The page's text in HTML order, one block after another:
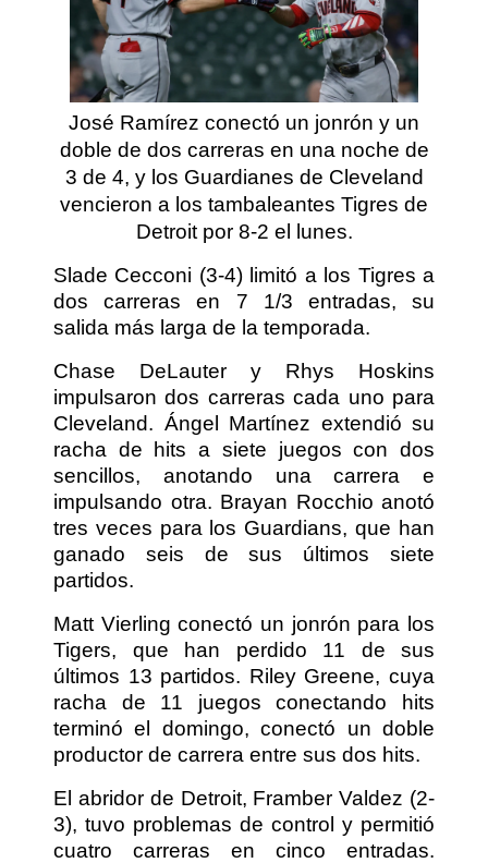
José Ramírez conectó un jonrón y un
doble de dos carreras en una noche de
3 de 4, y los Guardianes de Cleveland
vencieron a los tambaleantes Tigres de
Detroit por 8-2 el lunes.
Slade Cecconi (3-4) limitó a los Tigres a
dos carreras en 7 1/3 entradas, su
salida más larga de la temporada.
Chase DeLauter y Rhys Hoskins
impulsaron dos carreras cada uno para
Cleveland. Ángel Martínez extendió su
racha de hits a siete juegos con dos
sencillos, anotando una carrera e
impulsando otra. Brayan Rocchio anotó
tres veces para los Guardians, que han
ganado seis de sus últimos siete
partidos.
Matt Vierling conectó un jonrón para los
Tigers, que han perdido 11 de sus
últimos 13 partidos. Riley Greene, cuya
racha de 11 juegos conectando hits
terminó el domingo, conectó un doble
productor de carrera entre sus dos hits.
El abridor de Detroit, Framber Valdez (2-
3), tuvo problemas de control y permitió
cuatro carreras en cinco entradas.